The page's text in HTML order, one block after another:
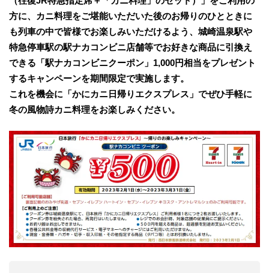
方に、カニ料理をご堪能いただいた後のお帰りのひとときに
も列車の中で皆様でお楽しみいただけるよう、城崎温泉駅や
特急停車駅の駅ナカコンビニ店舗等でお好きな商品に引換え
できる「駅ナカコンビニクーポン」1,000円相当をプレゼント
するキャンペーンを期間限定で実施します。
これを機会に「かにカニ日帰りエクスプレス」でぜひ手軽に
冬の風物詩カニ料理をお楽しみください。